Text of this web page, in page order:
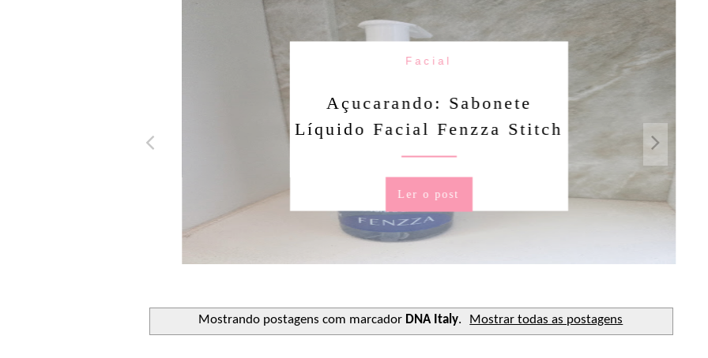
Facial
Açucarando: Sabonete
Líquido Facial Fenzza Stitch
Ler o post
Mostrando postagens com marcador DNA Italy. Mostrar todas as postagens